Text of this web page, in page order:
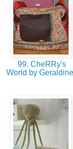
99. CheRRy's
World by